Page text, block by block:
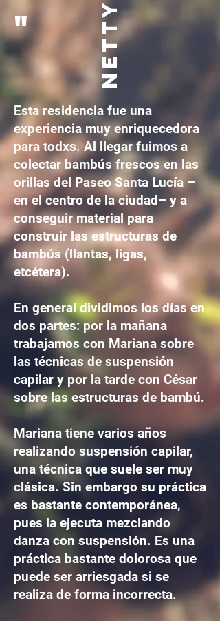
"
Esta residencia fue una
experiencia muy enriquecedora
para todxs. Al llegar fuimos a
colectar bambús frescos en las
orillas del Paseo Santa Lucía –
en el centro de la ciudad– y a
conseguir material para
construir las estructuras de
bambús (llantas, ligas,
etcétera).
En general dividimos los días en
dos partes: por la mañana
trabajamos con Mariana sobre
las técnicas de suspensión
capilar y por la tarde con César
sobre las estructuras de bambú.
Mariana tiene varios años
realizando suspensión capilar,
una técnica que suele ser muy
clásica. Sin embargo su práctica
es bastante contemporánea,
pues la ejecuta mezclando
danza con suspensión. Es una
práctica bastante dolorosa que
puede ser arriesgada si se
realiza de forma incorrecta.
NETTY